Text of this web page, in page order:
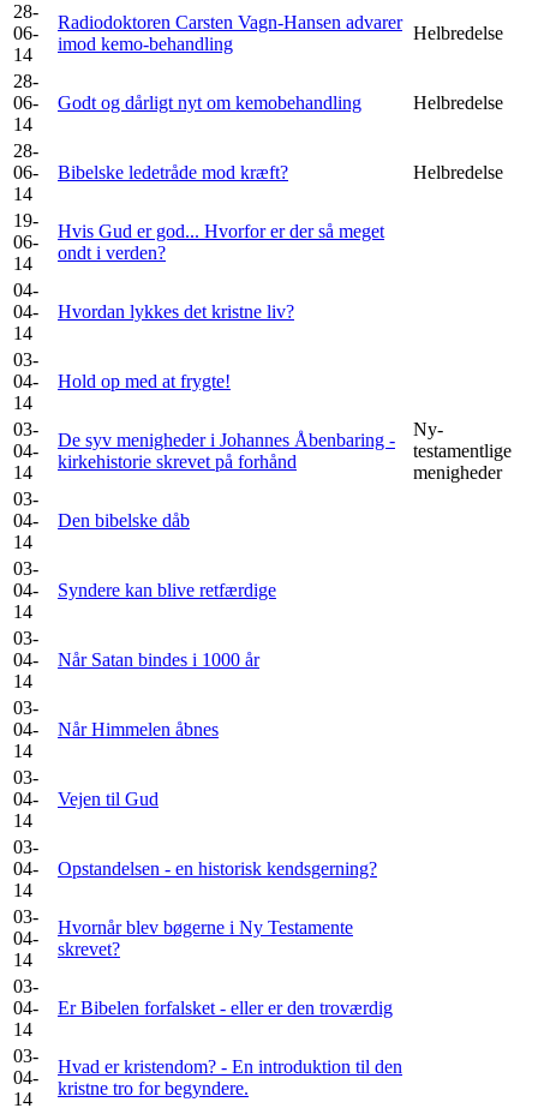
28-
06-
14
Radiodoktoren Carsten Vagn-Hansen advarer
imod kemo-behandling
Helbredelse
28-
06-
14
Godt og dårligt nyt om kemobehandling Helbredelse
28-
06-
14
Bibelske ledetråde mod kræft? Helbredelse
19-
06-
14
Hvis Gud er god... Hvorfor er der så meget
ondt i verden?
04-
04-
14
Hvordan lykkes det kristne liv?
03-
04-
14
Hold op med at frygte!
03-
04-
14
De syv menigheder i Johannes Åbenbaring -
kirkehistorie skrevet på forhånd
Ny-
testamentlige
menigheder
03-
04-
14
Den bibelske dåb
03-
04-
14
Syndere kan blive retfærdige
03-
04-
14
Når Satan bindes i 1000 år
03-
04-
14
Når Himmelen åbnes
03-
04-
14
Vejen til Gud
03-
04-
14
Opstandelsen - en historisk kendsgerning?
03-
04-
14
Hvornår blev bøgerne i Ny Testamente
skrevet?
03-
04-
14
Er Bibelen forfalsket - eller er den troværdig
03-
04-
14
Hvad er kristendom? - En introduktion til den
kristne tro for begyndere.